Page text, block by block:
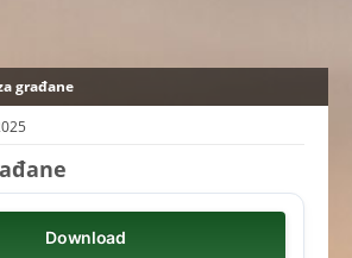
građane
Download